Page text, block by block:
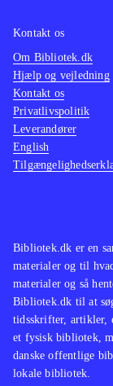
Bibliotek.dk er en
materialer og til
materialer og så
Bibliotek.dk til at
tidsskrifter, artikler,
et fysisk bibliotek,
danske offentlige
lokale bibliotek.
Kontakt os
Om Bibliotek.dk
Hjælp og vejledning
Kontakt os
Privatlivspolitik
Leverandører
English